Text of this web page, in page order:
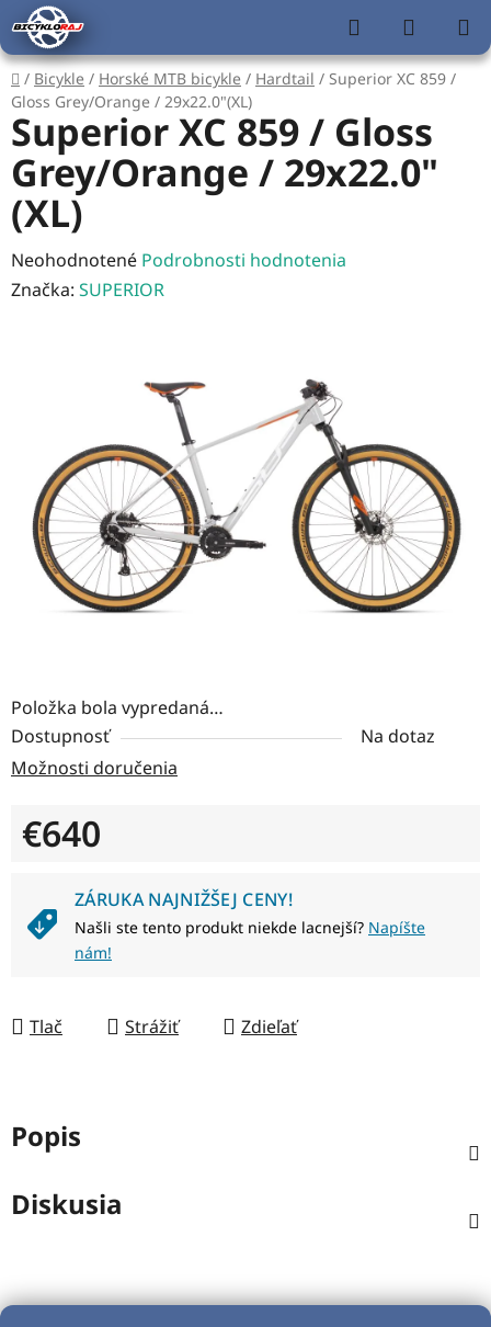
Prejsť
na
obsah
Hľadať
KOŠÍK
Domov
/ Bicykle / Horské MTB bicykle / Hardtail / Superior XC 859 /
Gloss Grey/Orange / 29x22.0"(XL)
Položka bola vypredaná…
Dostupnosť
Na dotaz
Možnosti doručenia
€640
ZÁRUKA NAJNIŽŠEJ CENY!
Našli ste tento produkt niekde lacnejší? Napíšte
nám!
Tlač Strážiť Zdieľať
Superior XC 859 / Gloss
Grey/Orange / 29x22.0"
(XL)
Priemerné
hodnotenie
hviezdičiek.
Neohodnotené Podrobnosti hodnotenia
Značka: SUPERIOR
Popis
Diskusia
Z